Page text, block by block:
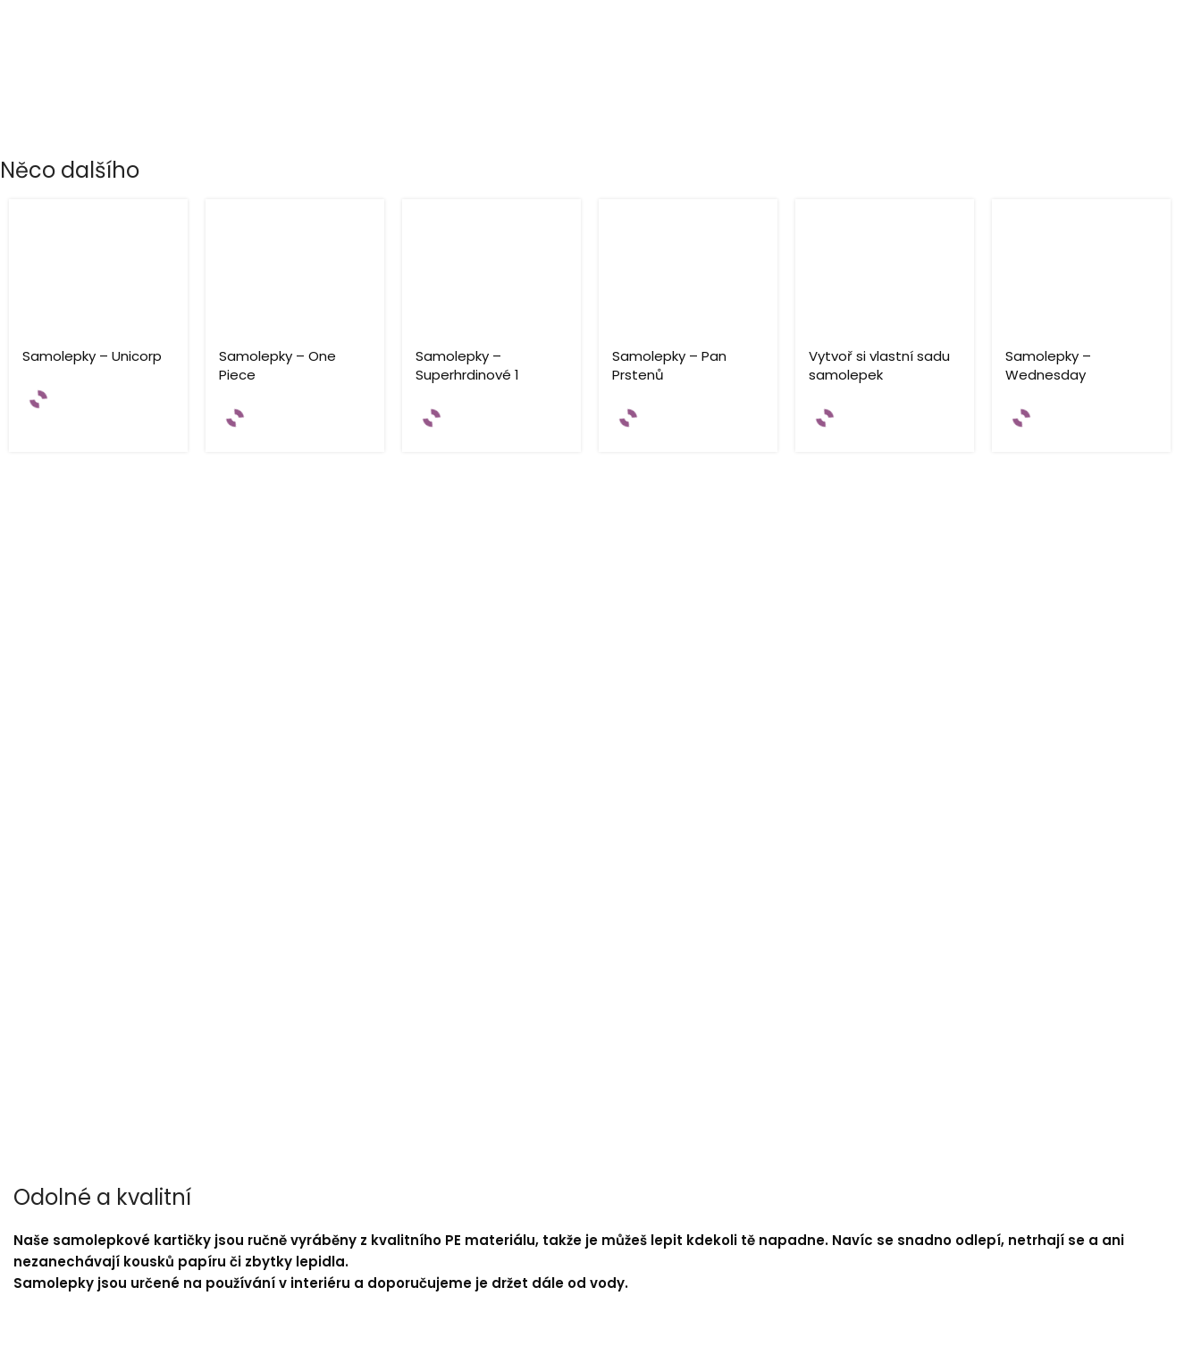
Něco dalšího
Samolepky – Unicorp
Samolepky – One
Piece
Samolepky –
Superhrdinové 1
Samolepky – Pan
Prstenů
Vytvoř si vlastní sadu
samolepek
Samolepky –
Wednesday
Odolné a kvalitní
Naše samolepkové kartičky jsou ručně vyráběny z kvalitního PE materiálu, takže je můžeš lepit kdekoli tě napadne. Navíc se snadno odlepí, netrhají se a ani
nezanechávají kousků papíru či zbytky lepidla.
Samolepky jsou určené na používání v interiéru a doporučujeme je držet dále od vody.